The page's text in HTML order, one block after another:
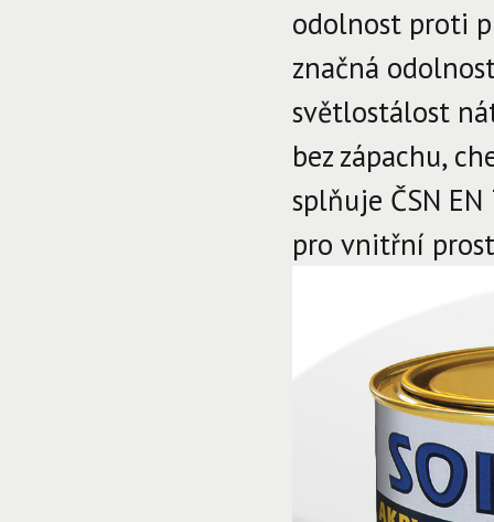
odolnost proti
značná
světlostálost
bez zápachu,
splňuje ČSN
pro vnitřní